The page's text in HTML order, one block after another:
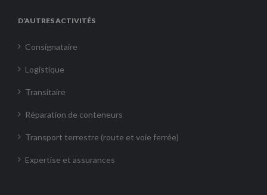
D’AUTRES ACTIVITÉS
Consignataire
Logistique
Transitaire
Réparation de conteneurs
Transport terrestre (route et voie ferrée)
Expertise et assurances